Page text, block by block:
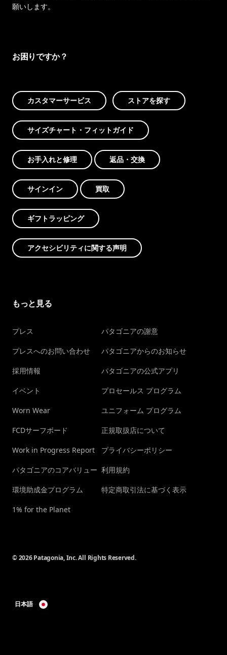
願いします。
お困りですか？
カスタマーサービス ストアを探す
サイズチャート・フィットガイド
お手入れと修理 返品・交換
サインイン 買取
ギフトラッピング
アクセシビリティに関する声明
もっと見る
プレス
プレスへのお問い合わせ
採用情報
イベント
Worn Wear
FCDサーフボード
Work in Progress Report
パタゴニアのコアバリュー
環境助成金プログラム
1% for the Planet
パタゴニアの謝意
パタゴニアからのお知らせ
パタゴニアの公式アプリ
プロセールス プログラム
ユニフォーム プログラム
正規取扱店について
プライバシーポリシー
利用規約
特定商取引法に基づく表示
© 2026 Patagonia, Inc. All Rights Reserved.
日本語